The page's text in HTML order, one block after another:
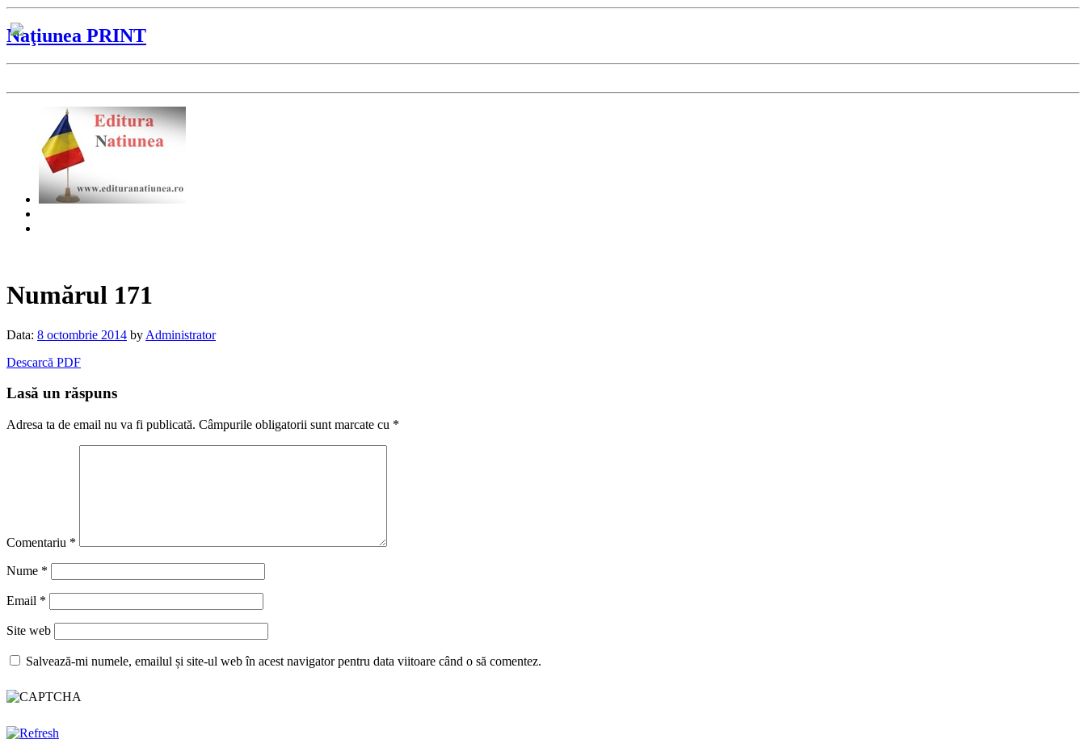
Naţiunea PRINT
Numărul 171
Data: 8 octombrie 2014 by Administrator
Descarcă PDF
Lasă un răspuns
Adresa ta de email nu va fi publicată. Câmpurile obligatorii sunt marcate cu *
Comentariu *
Nume *
Email *
Site web
Salvează-mi numele, emailul și site-ul web în acest navigator pentru data viitoare când o să comentez.